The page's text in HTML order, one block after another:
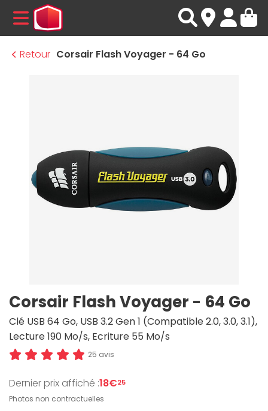
MENU
Retour Corsair Flash Voyager - 64 Go
Corsair Flash Voyager - 64 Go
Clé USB 64 Go, USB 3.2 Gen 1 (Compatible 2.0, 3.0, 3.1),
Lecture 190 Mo/s, Ecriture 55 Mo/s
25 avis
Dernier prix affiché :18€25
Photos non contractuelles